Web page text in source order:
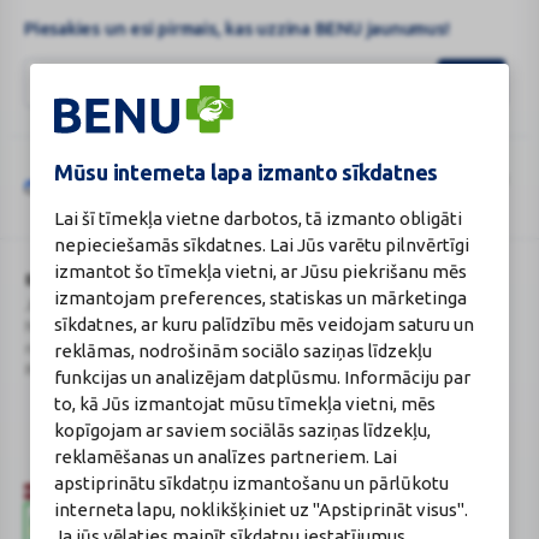
Mūsu interneta lapa izmanto sīkdatnes
Lai šī tīmekļa vietne darbotos, tā izmanto obligāti
nepieciešamās sīkdatnes. Lai Jūs varētu pilnvērtīgi
izmantot šo tīmekļa vietni, ar Jūsu piekrišanu mēs
izmantojam preferences, statiskas un mārketinga
sīkdatnes, ar kuru palīdzību mēs veidojam saturu un
reklāmas, nodrošinām sociālo saziņas līdzekļu
funkcijas un analizējam datplūsmu. Informāciju par
to, kā Jūs izmantojat mūsu tīmekļa vietni, mēs
kopīgojam ar saviem sociālās saziņas līdzekļu,
reklamēšanas un analīzes partneriem. Lai
apstiprinātu sīkdatņu izmantošanu un pārlūkotu
interneta lapu, noklikšķiniet uz "Apstiprināt visus".
Piesakies un esi pirmais, kas uzzina BENU jaunumus!
Google
reCAPTCHA
Šo vietni aizsargā „reCAPTCHA“, un uz to attiecas „Google“
BENU Aptieka Latvija, SIA
Juridiskā adrese / Faktiskā adrese:
Noliktavu iela 5, Dreiliņi, Stopiņu
novads, LV-2130
Reģistrācijas Nr.: 40003252167
Licence
Licences numurs: A00010
E-aptiekas kontakti
Aptiekas vadītāja:
Sertificēta farmaceite: Jeļena
Gončarova
Reģistrācijas Nr.: F-0834
Sertifikāta Nr.: 215.2025